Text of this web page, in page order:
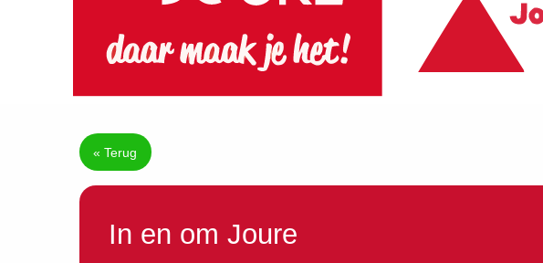
« Terug
In en om Joure